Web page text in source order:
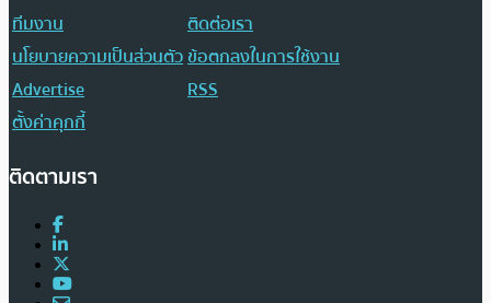
ทีมงาน
ติดต่อเรา
นโยบายความเป็นส่วนตัวข้อตกลงในการใช้งาน
Advertise
RSS
ตั้งค่าคุกกี้
ติดตามเรา